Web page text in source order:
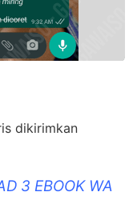
dikirimkan
3 EBOOK WA